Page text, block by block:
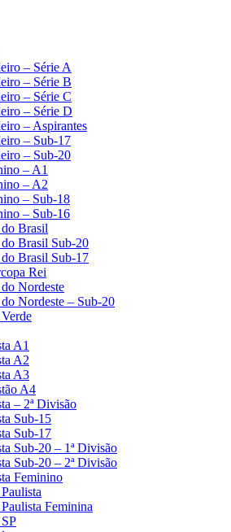
– Série A
– Série B
– Série C
– Série D
– Aspirantes
– Sub-17
– Sub-20
– A1
– A2
– Sub-18
– Sub-16
Brasil
Brasil Sub-20
Brasil Sub-17
Rei
Nordeste
Nordeste – Sub-20
A1
A2
A3
A4
– 2ª Divisão
Sub-15
Sub-17
Sub-20 – 1ª Divisão
Sub-20 – 2ª Divisão
Feminino
Feminina